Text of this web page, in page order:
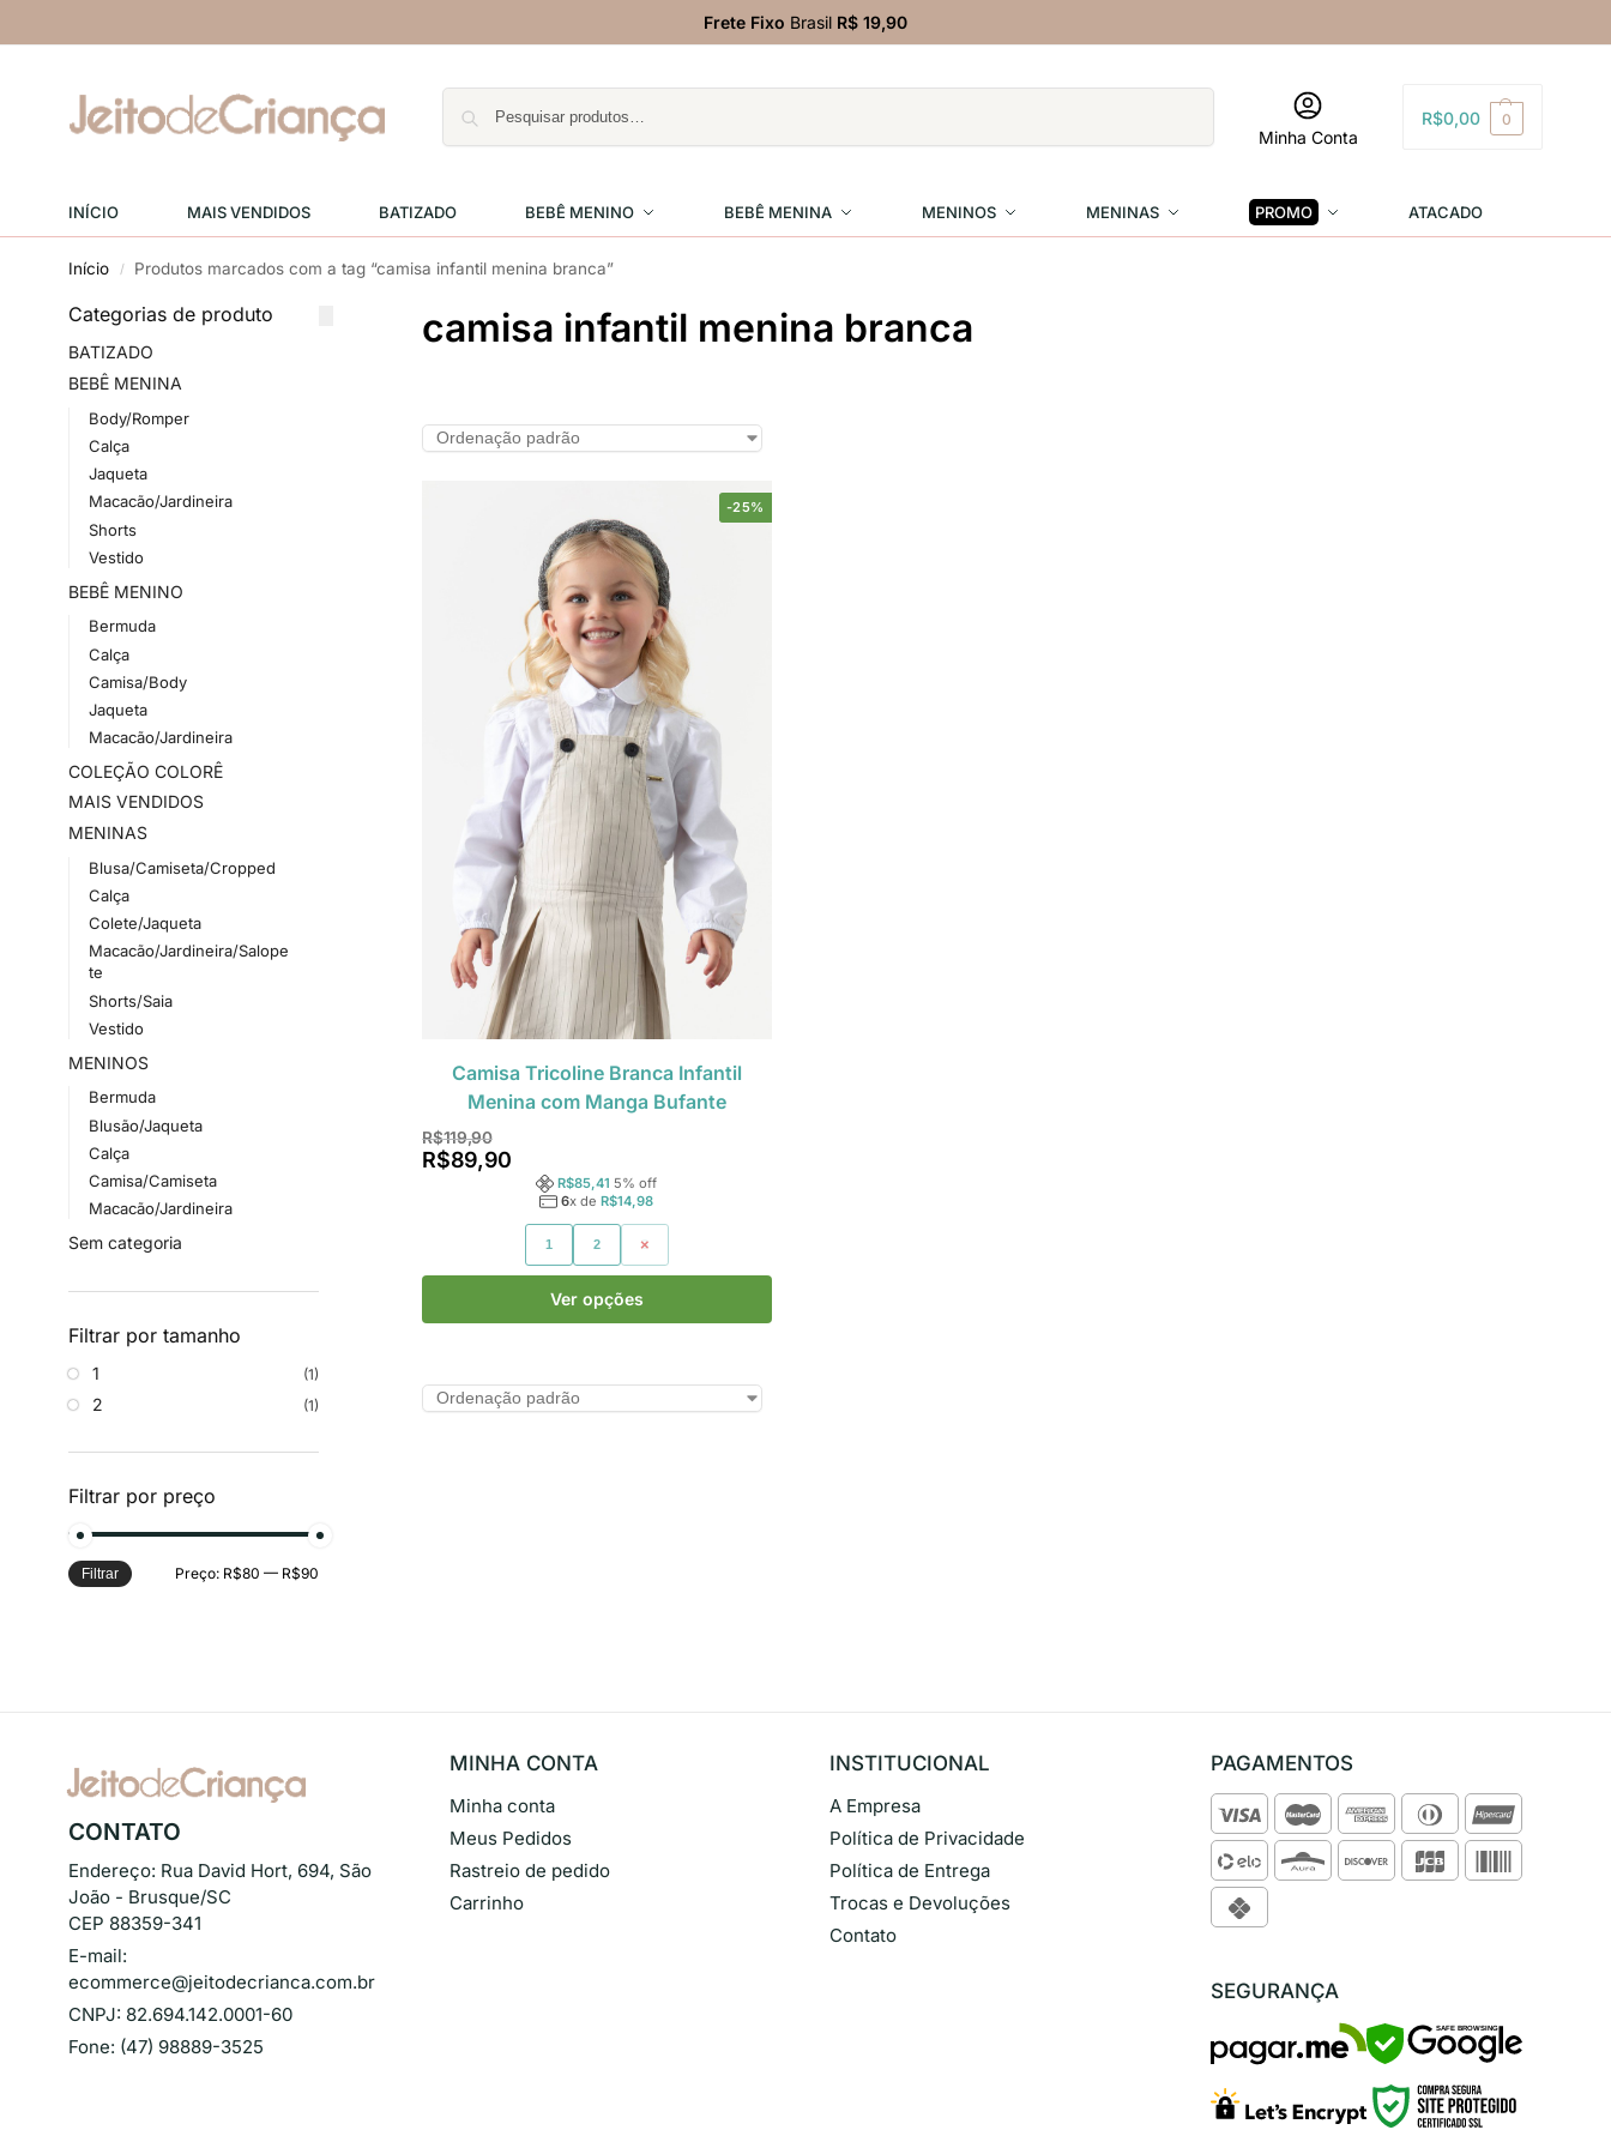
Frete Fixo Brasil R$ 19,90
Minha Conta
R$0,00 0
INÍCIO MAIS VENDIDOS BATIZADO BEBÊ MENINO BEBÊ MENINA MENINOS MENINAS PROMO ATACADO
Início / Produtos marcados com a tag “camisa infantil menina branca”
camisa infantil menina branca
-25%
Camisa Tricoline Branca Infantil
Menina com Manga Bufante
R$119,90
R$89,90
R$85,41 5% off
6x deR$14,98
1 2 3
Ver opções
Categorias de produto
BATIZADO
BEBÊ MENINA
Body/Romper
Calça
Jaqueta
Macacão/Jardineira
Shorts
Vestido
BEBÊ MENINO
Bermuda
Calça
Camisa/Body
Jaqueta
Macacão/Jardineira
COLEÇÃO COLORÊ
MAIS VENDIDOS
MENINAS
Blusa/Camiseta/Cropped
Calça
Colete/Jaqueta
Macacão/Jardineira/Salope
te
Shorts/Saia
Vestido
MENINOS
Bermuda
Blusão/Jaqueta
Calça
Camisa/Camiseta
Macacão/Jardineira
Sem categoria
Filtrar por tamanho
1 (1)
2 (1)
Filtrar por preço
Filtrar Preço: R$80 — R$90
CONTATO
Endereço: Rua David Hort, 694, São
João - Brusque/SC
CEP 88359-341
E-mail:
ecommerce@jeitodecrianca.com.br
CNPJ: 82.694.142.0001-60
Fone: (47) 98889-3525
MINHA CONTA
Minha conta
Meus Pedidos
Rastreio de pedido
Carrinho
INSTITUCIONAL
A Empresa
Política de Privacidade
Política de Entrega
Trocas e Devoluções
Contato
PAGAMENTOS
SEGURANÇA
SAFE BROWSING